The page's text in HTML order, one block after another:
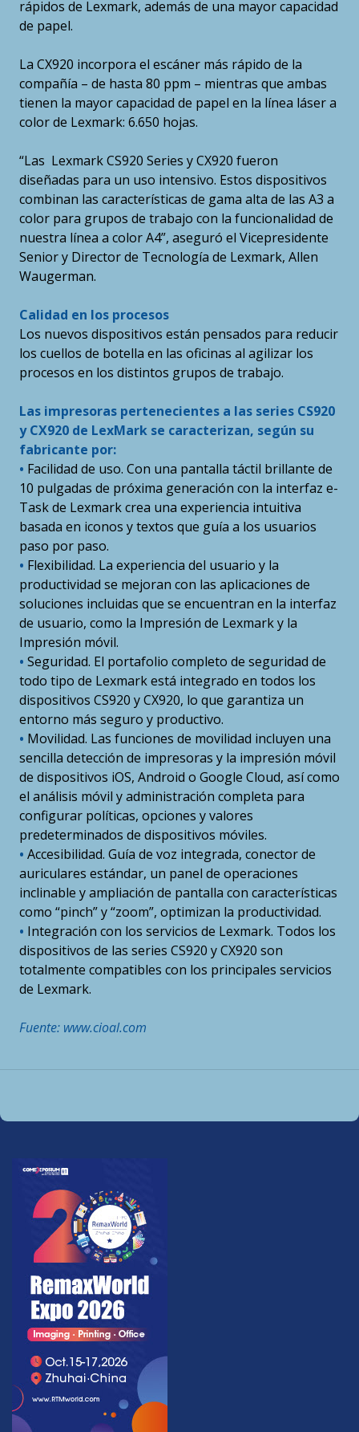
rápidos de Lexmark, además de una mayor capacidad
de papel.
La CX920 incorpora el escáner más rápido de la
compañía – de hasta 80 ppm – mientras que ambas
tienen la mayor capacidad de papel en la línea láser a
color de Lexmark: 6.650 hojas.
“Las Lexmark CS920 Series y CX920 fueron
diseñadas para un uso intensivo. Estos dispositivos
combinan las características de gama alta de las A3 a
color para grupos de trabajo con la funcionalidad de
nuestra línea a color A4”, aseguró el Vicepresidente
Senior y Director de Tecnología de Lexmark, Allen
Waugerman.
Calidad en los procesos
Los nuevos dispositivos están pensados para reducir
los cuellos de botella en las oficinas al agilizar los
procesos en los distintos grupos de trabajo.
Las impresoras pertenecientes a las series CS920
y CX920 de LexMark se caracterizan, según su
fabricante por:
• Facilidad de uso. Con una pantalla táctil brillante de
10 pulgadas de próxima generación con la interfaz e-
Task de Lexmark crea una experiencia intuitiva
basada en iconos y textos que guía a los usuarios
paso por paso.
• Flexibilidad. La experiencia del usuario y la
productividad se mejoran con las aplicaciones de
soluciones incluidas que se encuentran en la interfaz
de usuario, como la Impresión de Lexmark y la
Impresión móvil.
• Seguridad. El portafolio completo de seguridad de
todo tipo de Lexmark está integrado en todos los
dispositivos CS920 y CX920, lo que garantiza un
entorno más seguro y productivo.
• Movilidad. Las funciones de movilidad incluyen una
sencilla detección de impresoras y la impresión móvil
de dispositivos iOS, Android o Google Cloud, así como
el análisis móvil y administración completa para
configurar políticas, opciones y valores
predeterminados de dispositivos móviles.
• Accesibilidad. Guía de voz integrada, conector de
auriculares estándar, un panel de operaciones
inclinable y ampliación de pantalla con características
como “pinch” y “zoom”, optimizan la productividad.
• Integración con los servicios de Lexmark. Todos los
dispositivos de las series CS920 y CX920 son
totalmente compatibles con los principales servicios
de Lexmark.
Fuente: www.cioal.com